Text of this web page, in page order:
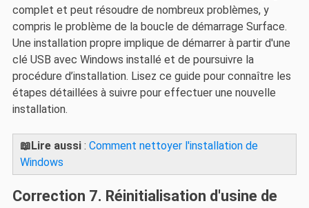
complet et peut résoudre de nombreux problèmes, y
compris le problème de la boucle de démarrage Surface.
Une installation propre implique de démarrer à partir d'une
clé USB avec Windows installé et de poursuivre la
procédure d’installation. Lisez ce guide pour connaître les
étapes détaillées à suivre pour effectuer une nouvelle
installation.
📖Lire aussi: Comment nettoyer l'installation de
Windows
Correction 7. Réinitialisation d'usine de